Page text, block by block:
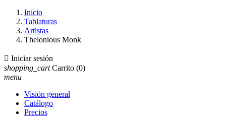
Inicio
Tablaturas
Artistas
Thelonious Monk
 Iniciar sesión
shopping_cart Carrito (0)
menu
Visión general
Catálogo
Precios